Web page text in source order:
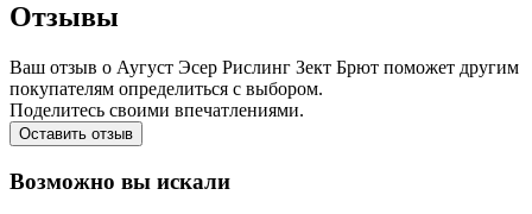
Отзывы
Ваш отзыв о Аугуст Эсер Рислинг Зект Брют поможет другим
покупателям определиться с выбором.
Поделитесь своими впечатлениями.
Оставить отзыв
Возможно вы искали